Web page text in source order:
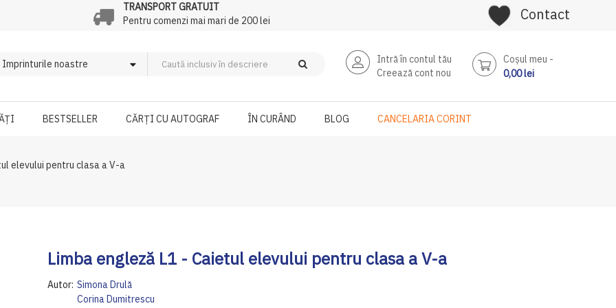
TRANSPORT GRATUIT
Pentru comenzi mai mari de 200 lei
Contact
Intră în contul tău
Creează cont nou
Coşul meu
0,00 lei
BESTSELLER CĂRȚI CU AUTOGRAF ÎN CURÂND BLOG CANCELARIA CORINT
elevului pentru clasa a V-a
Limba engleză L1 - Caietul elevului pentru clasa a V-a
Autor: Simona Drulă
Corina Dumitrescu